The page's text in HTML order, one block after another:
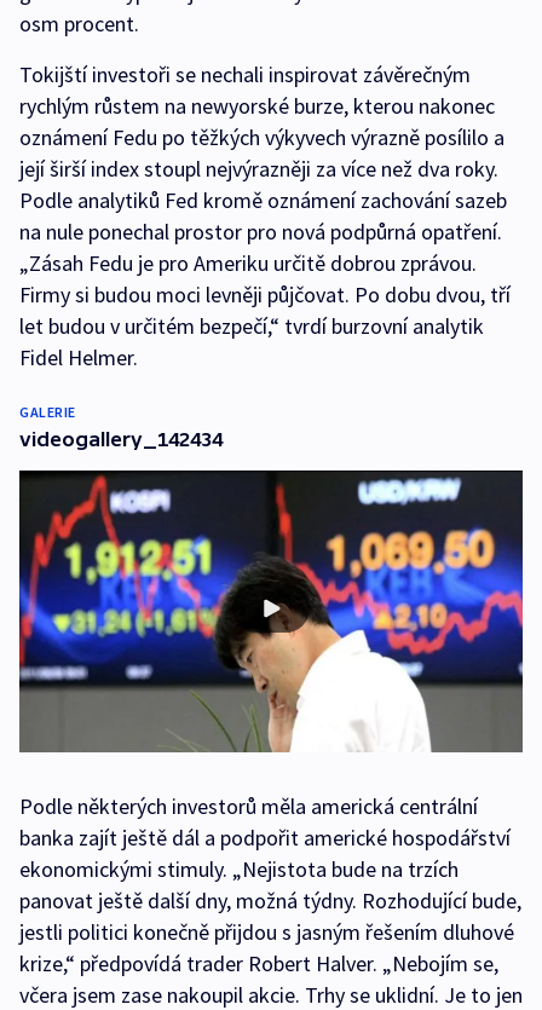
osm procent.
Tokijští investoři se nechali inspirovat závěrečným
rychlým růstem na newyorské burze, kterou nakonec
oznámení Fedu po těžkých výkyvech výrazně posílilo a
její širší index stoupl nejvýrazněji za více než dva roky.
Podle analytiků Fed kromě oznámení zachování sazeb
na nule ponechal prostor pro nová podpůrná opatření.
„Zásah Fedu je pro Ameriku určitě dobrou zprávou.
Firmy si budou moci levněji půjčovat. Po dobu dvou, tří
let budou v určitém bezpečí,“ tvrdí burzovní analytik
Fidel Helmer.
GALERIE
videogallery_142434
Podle některých investorů měla americká centrální
banka zajít ještě dál a podpořit americké hospodářství
ekonomickými stimuly. „Nejistota bude na trzích
panovat ještě další dny, možná týdny. Rozhodující bude,
jestli politici konečně přijdou s jasným řešením dluhové
krize,“ předpovídá trader Robert Halver. „Nebojím se,
včera jsem zase nakoupil akcie. Trhy se uklidní. Je to jen